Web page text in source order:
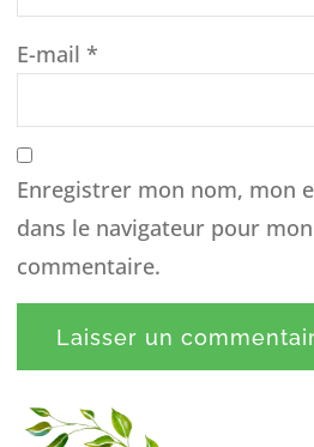
E-mail *
Enregistrer mon nom, mon
dans le navigateur pour
commentaire.